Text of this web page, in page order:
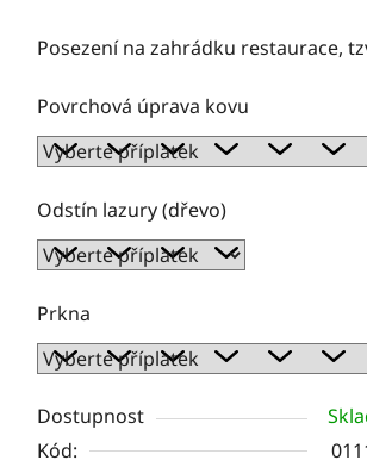
Posezení na zahrádku restaurace,
Povrchová úprava kovu
Odstín lazury (dřevo)
Prkna
Dostupnost
Kód: